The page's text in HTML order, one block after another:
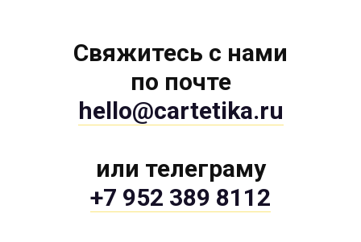
Свяжитесь с нами
по почте
hello@cartetika.ru
или телеграму
+7 952 389 8112